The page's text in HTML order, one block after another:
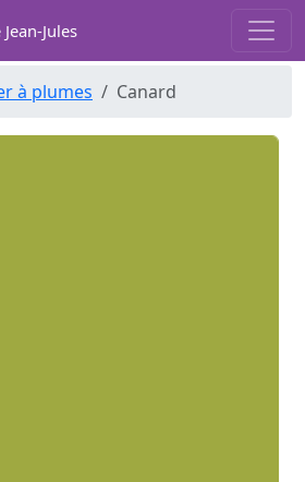
Jules
à plumes Canard